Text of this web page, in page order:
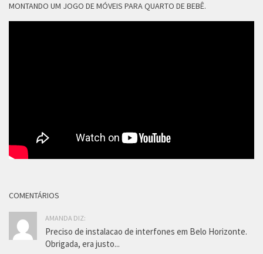
MONTANDO UM JOGO DE MÓVEIS PARA QUARTO DE BEBÊ.
COMENTÁRIOS
AMANDA DIZ:
Preciso de instalacao de interfones em Belo Horizonte.
Obrigada, era justo...